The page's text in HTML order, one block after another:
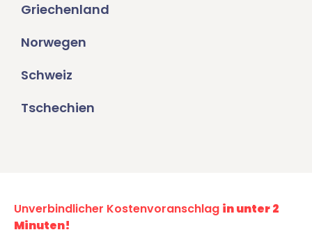
Griechenland
Norwegen
Schweiz
Tschechien
Unverbindlicher Kostenvoranschlag in unter 2
Minuten!